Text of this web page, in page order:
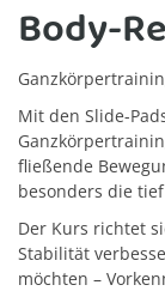
Body-
Mit den Slide-
fließende
besonders die
Der Kurs richtet
Stabilität
möchten –